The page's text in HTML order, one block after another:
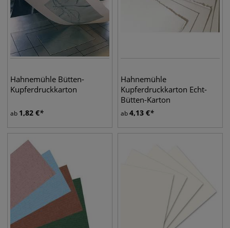
Hahnemühle Bütten-
Kupferdruckkarton
ab 1,82 €
Hahnemühle
Kupferdruckkarton Echt-
Bütten-Karton
ab4,13 €